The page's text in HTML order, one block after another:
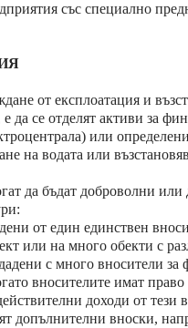
със специално
от експлоатация и
да се отделят активи за
или
на водата или
да бъдат доброволни
от един единствен
или на много обекти с
с много вносители
вносителите имат
доходи от тези
допълнителни вноски,